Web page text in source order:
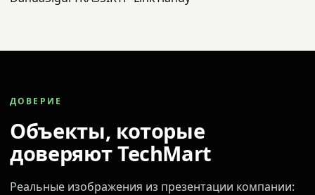
ДОВЕРИЕ
Объекты, которые
доверяют TechMart
Реальные изображения из презентации компании: